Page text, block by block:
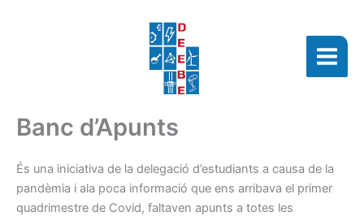
Banc d’Apunts
És una iniciativa de la delegació d’estudiants a causa de la
pandèmia i ala poca informació que ens arribava el primer
quadrimestre de Covid, faltaven apunts a totes les